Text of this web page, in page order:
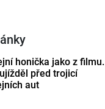
honička jako z filmu.
před trojicí
aut